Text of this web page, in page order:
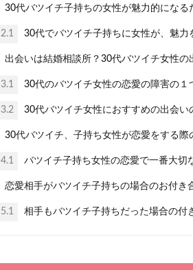
30代で
30代にな
います。恋
カップ
彼が初めて
30代バツイチ子持ちの女性が魅力的になる
2.1 30代でバツイチ子持ちに女性が、魅力
出会いは結婚相談所？30代バツイチ女性の
3.1 30代のバツイチ女性の恋愛の障害の１
3.2 30代バツイチ女性におすすめの出会い
30代バツイチ、子持ち女性が恋愛をする際
4.1 バツイチ子持ち女性の恋愛で一番大切
恋愛相手がバツイチ子持ちの場合のお付き
5.1 相手もバツイチ子持ちだった場合の付